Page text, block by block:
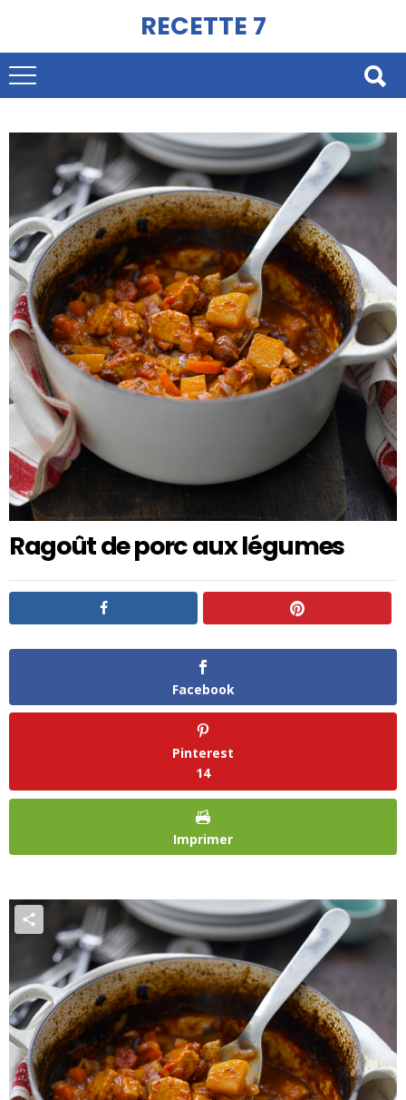
RECETTE 7
Ragoût de porc aux légumes
Facebook
Pinterest
14
Imprimer